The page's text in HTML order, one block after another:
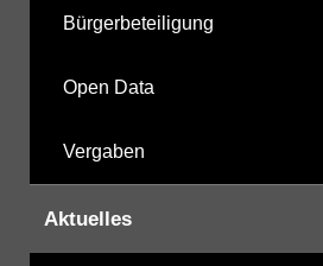
Bürgerbeteiligung
Open Data
Vergaben
Aktuelles